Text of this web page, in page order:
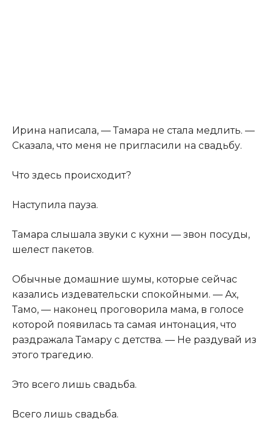
Ирина написала, — Тамара не стала медлить. —
Сказала, что меня не пригласили на свадьбу.
Что здесь происходит?
Наступила пауза.
Тамара слышала звуки с кухни — звон посуды,
шелест пакетов.
Обычные домашние шумы, которые сейчас
казались издевательски спокойными. — Ах,
Тамо, — наконец проговорила мама, в голосе
которой появилась та самая интонация, что
раздражала Тамару с детства. — Не раздувай из
этого трагедию.
Это всего лишь свадьба.
Всего лишь свадьба.